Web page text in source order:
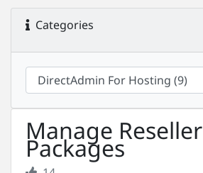
Categories
Manage Reseller
Packages